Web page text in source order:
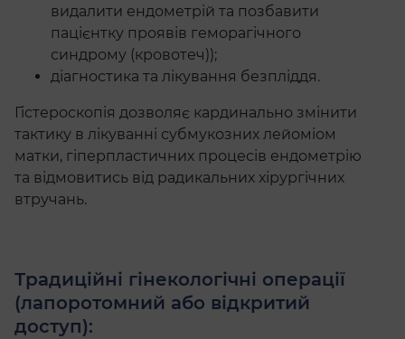
видалити ендометрій та позбавити
пацієнтку проявів геморагічного
синдрому (кровотеч));
діагностика та лікування безпліддя.
Гістероскопія дозволяє кардинально змінити
тактику в лікуванні субмукозних лейоміом
матки, гіперпластичних процесів ендометрію
та відмовитись від радикальних хірургічних
втручань.
Традиційні гінекологічні операції
(лапоротомний або відкритий
доступ):